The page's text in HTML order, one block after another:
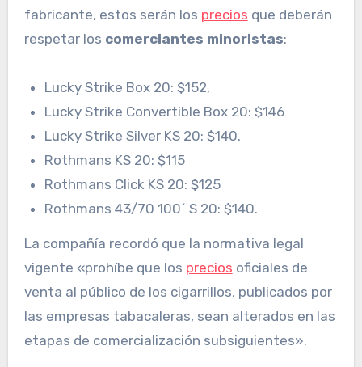
fabricante, estos serán los precios que deberán
respetar los comerciantes minoristas:
Lucky Strike Box 20: $152,
Lucky Strike Convertible Box 20: $146
Lucky Strike Silver KS 20: $140.
Rothmans KS 20: $115
Rothmans Click KS 20: $125
Rothmans 43/70 100´ S 20: $140.
La compañía recordó que la normativa legal
vigente «prohíbe que los precios oficiales de
venta al público de los cigarrillos, publicados por
las empresas tabacaleras, sean alterados en las
etapas de comercialización subsiguientes».